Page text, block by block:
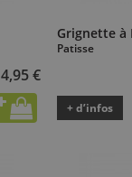
4,95 €
Grignette à
Patisse
+ d’infos